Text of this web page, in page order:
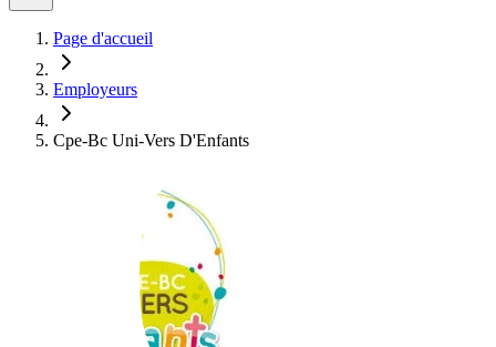
Page d'accueil
Employeurs
Cpe-Bc Uni-Vers D'Enfants